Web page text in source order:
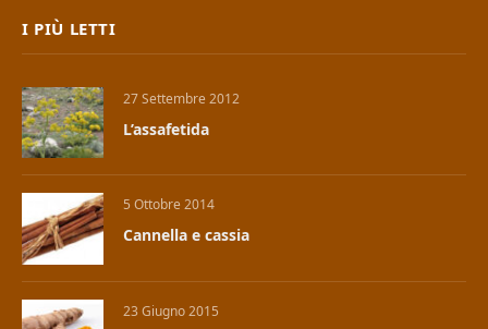
I PIÙ LETTI
27 Settembre 2012
L’assafetida
5 Ottobre 2014
Cannella e cassia
23 Giugno 2015